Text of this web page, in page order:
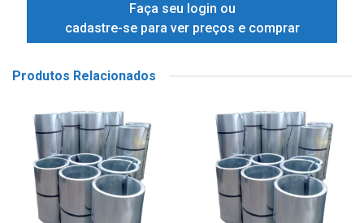
Faça seu login ou
cadastre-se para ver preços e comprar
Produtos Relacionados